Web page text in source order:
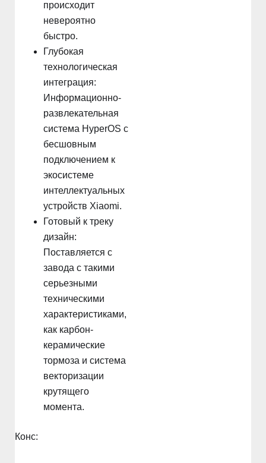
происходит
невероятно
быстро.
Глубокая
технологическая
интеграция:
Информационно-
развлекательная
система HyperOS с
бесшовным
подключением к
экосистеме
интеллектуальных
устройств Xiaomi.
Готовый к треку
дизайн:
Поставляется с
завода с такими
серьезными
техническими
характеристиками,
как карбон-
керамические
тормоза и система
векторизации
крутящего
момента.
Конс: